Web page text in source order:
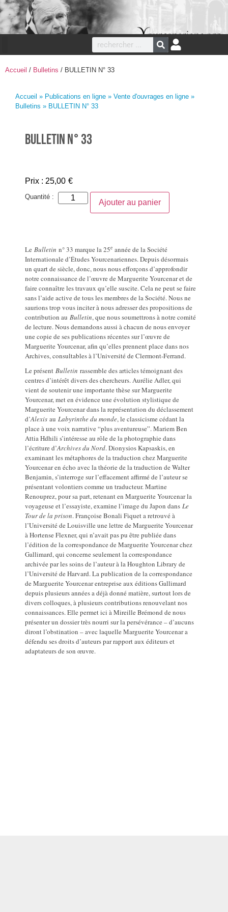
Accueil / Bulletins / BULLETIN N° 33
Accueil » Publications en ligne » Vente d'ouvrages en ligne »
Bulletins » BULLETIN N° 33
BULLETIN N° 33
Prix : 25,00 €
Quantité :
Ajouter au panier
LeBulletin n° 33 marque la 25e année de la Société
Internationale d’Études Yourcenariennes. Depuis désormais
un quart de siècle, donc, nous nous efforçons d’approfondir
notre connaissance de l’œuvre de Marguerite Yourcenar et de
faire connaître les travaux qu’elle suscite. Cela ne peut se faire
sans l’aide active de tous les membres de la Société. Nous ne
saurions trop vous inciter à nous adresser des propositions de
contribution auBulletin, que nous soumettrons à notre comité
de lecture. Nous demandons aussi à chacun de nous envoyer
une copie de ses publications récentes sur l’œuvre de
Marguerite Yourcenar, afin qu’elles prennent place dans nos
Archives, consultables à l’Université de Clermont-Ferrand.
Le présentBulletin rassemble des articles témoignant des
centres d’intérêt divers des chercheurs. Aurélie Adler, qui
vient de soutenir une importante thèse sur Marguerite
Yourcenar, met en évidence une évolution stylistique de
Marguerite Yourcenar dans la représentation du déclassement
d’Alexis auLabyrinthe du monde, le classicisme cédant la
place à une voix narrative “plus aventureuse”. Mariem Ben
Attia Hdhili s’intéresse au rôle de la photographie dans
l’écriture d’Archives du Nord. Dionysios Kapsaskis, en
examinant les métaphores de la traduction chez Marguerite
Yourcenar en écho avec la théorie de la traduction de Walter
Benjamin, s’interroge sur l’effacement affirmé de l’auteur se
présentant volontiers comme un traducteur. Martine
Renouprez, pour sa part, retenant en Marguerite Yourcenar la
voyageuse et l’essayiste, examine l’image du Japon dansLe
Tour de la prison. Françoise Bonali Fiquet a retrouvé à
l’Université de Louisville une lettre de Marguerite Yourcenar
à Hortense Flexner, qui n’avait pas pu être publiée dans
l’édition de la correspondance de Marguerite Yourcenar chez
Gallimard, qui concerne seulement la correspondance
archivée par les soins de l’auteur à la Houghton Library de
l’Université de Harvard. La publication de la correspondance
de Marguerite Yourcenar entreprise aux éditions Gallimard
depuis plusieurs années a déjà donné matière, surtout lors de
divers colloques, à plusieurs contributions renouvelant nos
connaissances. Elle permet ici à Mireille Brémond de nous
présenter un dossier très nourri sur la persévérance – d’aucuns
diront l’obstination – avec laquelle Marguerite Yourcenar a
défendu ses droits d’auteurs par rapport aux éditeurs et
adaptateurs de son œuvre.